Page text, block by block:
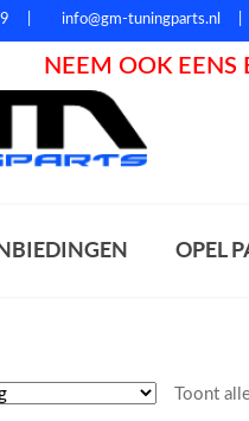
info@gm-tuningparts.nl
NEEM OOK EENS
OPEL
Toont